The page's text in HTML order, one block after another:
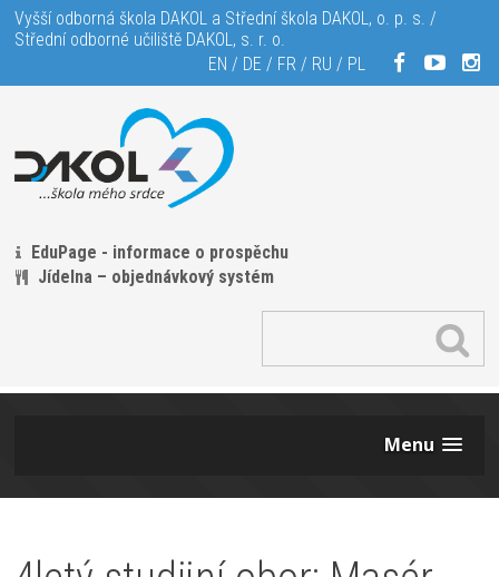
Vyšší odborná škola DAKOL a Střední škola DAKOL, o. p. s. /
Střední odborné učiliště DAKOL, s. r. o.
EN / DE / FR/ RU / PL
EduPage - informace o prospěchu
Jídelna – objednávkový systém
Menu